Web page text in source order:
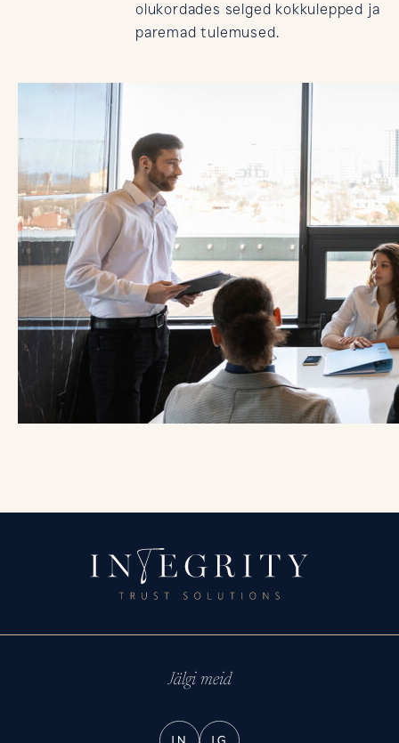
olukordades selged kokkulepped ja
paremad tulemused.
Jälgi meid